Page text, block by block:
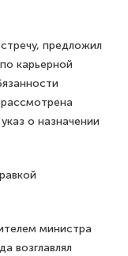
предложил
карьерной
о назначении
министра
возглавлял